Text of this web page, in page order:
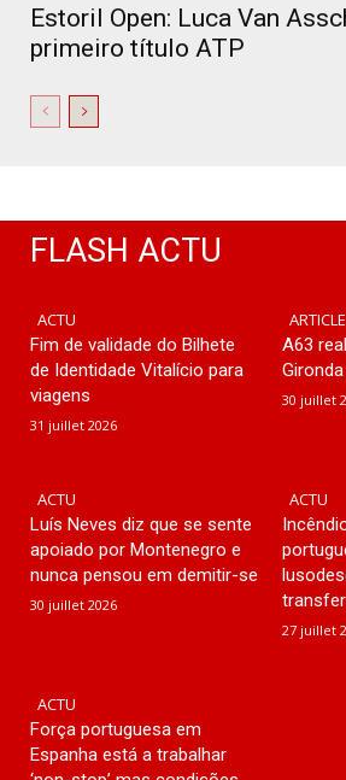
Estoril Open: Luca Van
primeiro título ATP
FLASH ACTU
ACTU
Fim de validade do Bilhete
de Identidade Vitalício para
viagens
31 juillet 2026
ARTICLE
A63
Gironda
30 juillet
ACTU
Luís Neves diz que se sente
apoiado por Montenegro e
nunca pensou em demitir-se
30 juillet 2026
ACTU
27 juillet
ACTU
Força portuguesa em
Espanha está a trabalhar